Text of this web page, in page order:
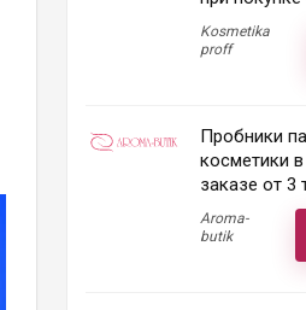
Kosmetika
proff
Пробники
косметики
заказе от 3
Aroma-
butik